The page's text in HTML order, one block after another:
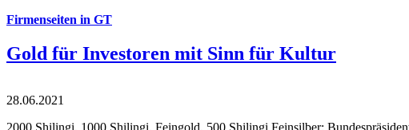
Firmenseiten in GT
Gold für Investoren mit Sinn für Kultur
28.06.2021
2000 Shilingi, 1000 Shilingi, Feingold, 500 Shilingi Feinsilber: